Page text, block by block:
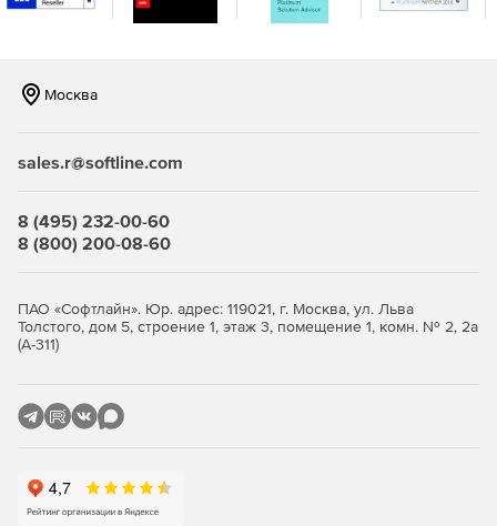
Москва
sales.r@softline.com
8 (495) 232-00-60
8 (800) 200-08-60
ПАО «Софтлайн». Юр. адрес: 119021, г. Москва, ул. Льва
Толстого, дом 5, строение 1, этаж 3, помещение 1, комн. № 2, 2а
(А-311)